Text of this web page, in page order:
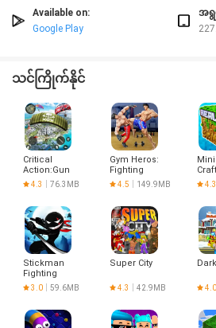
https://care.pxfd.co/diggySadiard: http://
http: //pxfd.co/privacy
သင်၏မိုင်းလုပ်သားပဟေ game ိဂိမ်းကိုနှစ်သက်ပါ
Available on:
Google Play
အ
သင်ကြိုက်နိုင်
Critical
Action:Gun
Strike Ops
4.3 76.3MB
Gym Heros:
Fighting
Game
4.5 149.9MB
Craft
Craft
4.3
Stickman
Fighting
3.0 59.6MB
Super City
4.3 42.9MB 4.0